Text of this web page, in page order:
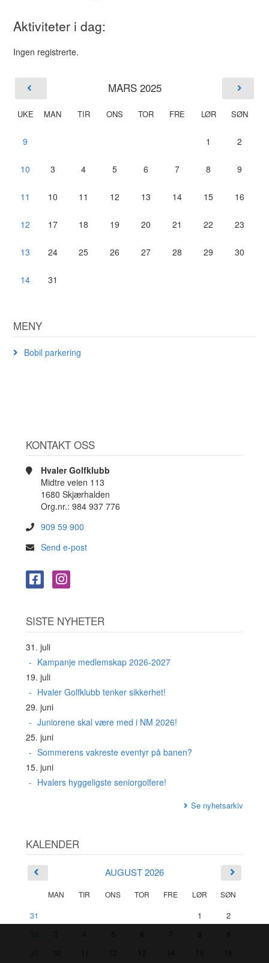
Aktiviteter i dag:
Ingen registrerte.
MARS 2025
UKE MAN TIR ONS TOR FRE LØR SØN
9 1 2
10 3 4 5 6 7 8 9
11 10 11 12 13 14 15 16
12 17 18 19 20 21 22 23
13 24 25 26 27 28 29 30
14 31
MENY
Bobil parkering
KONTAKT OSS
Hvaler Golfklubb
Midtre veien 113
1680 Skjærhalden
Org.nr.: 984 937 776
909 59 900
Send e-post
SISTE NYHETER
31. juli
Kampanje medlemskap 2026-2027
19. juli
Hvaler Golfklubb tenker sikkerhet!
29. juni
Juniorene skal være med i NM 2026!
25. juni
Sommerens vakreste eventyr på banen?
15. juni
Hvalers hyggeligste seniorgolfere!
Se nyhetsarkiv
KALENDER
AUGUST 2026
MAN TIR ONS TOR FRE LØR SØN
31 1
2